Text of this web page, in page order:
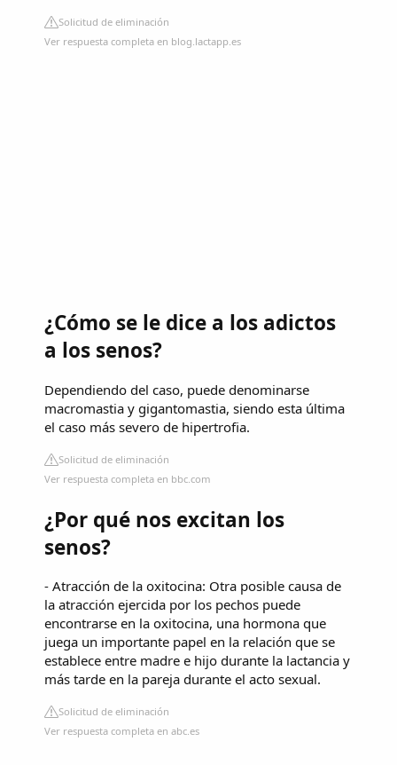
Solicitud de eliminación
Ver respuesta completa en blog.lactapp.es
¿Cómo se le dice a los adictos
a los senos?
Dependiendo del caso, puede denominarse
macromastia y gigantomastia, siendo esta última
el caso más severo de hipertrofia.
Solicitud de eliminación
Ver respuesta completa en bbc.com
¿Por qué nos excitan los
senos?
- Atracción de la oxitocina: Otra posible causa de
la atracción ejercida por los pechos puede
encontrarse en la oxitocina, una hormona que
juega un importante papel en la relación que se
establece entre madre e hijo durante la lactancia y
más tarde en la pareja durante el acto sexual.
Solicitud de eliminación
Ver respuesta completa en abc.es